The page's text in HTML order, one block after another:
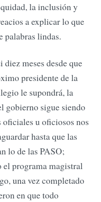
la inclusión y
a explicar lo que
palabras lindas.
meses desde que
presidente de la
le supondrá, la
gobierno sigue siendo
u oficiosos nos
hasta que las
lo de las PASO;
el programa magistral
una vez completado
en que todo